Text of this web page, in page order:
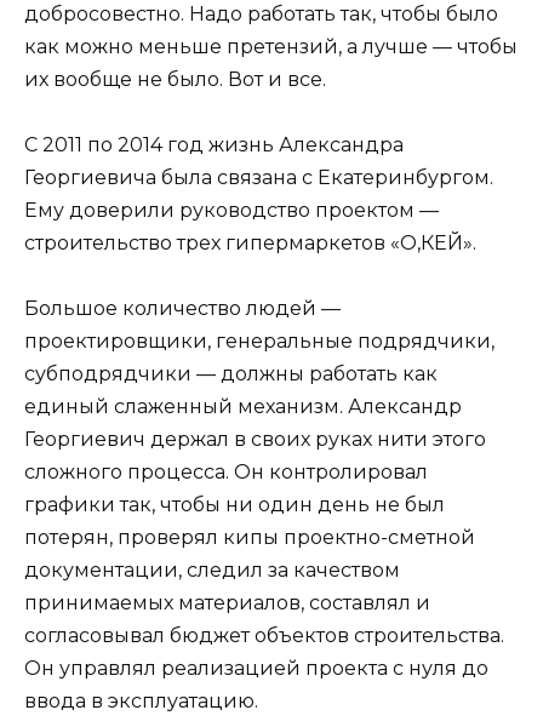
добросовестно. Надо работать так, чтобы было
как можно меньше претензий, а лучше — чтобы
их вообще не было. Вот и все.
С 2011 по 2014 год жизнь Александра
Георгиевича была связана с Екатеринбургом.
Ему доверили руководство проектом —
строительство трех гипермаркетов «О,КЕЙ».
Большое количество людей —
проектировщики, генеральные подрядчики,
субподрядчики — должны работать как
единый слаженный механизм. Александр
Георгиевич держал в своих руках нити этого
сложного процесса. Он контролировал
графики так, чтобы ни один день не был
потерян, проверял кипы проектно-сметной
документации, следил за качеством
принимаемых материалов, составлял и
согласовывал бюджет объектов строительства.
Он управлял реализацией проекта с нуля до
ввода в эксплуатацию.